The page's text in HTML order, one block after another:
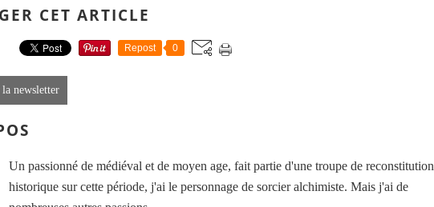
CET ARTICLE
Repost 0
newsletter
Un passionné de médiéval et de moyen age, fait partie d'une troupe de reconstitution
historique sur cette période, j'ai le personnage de sorcier alchimiste. Mais j'ai de